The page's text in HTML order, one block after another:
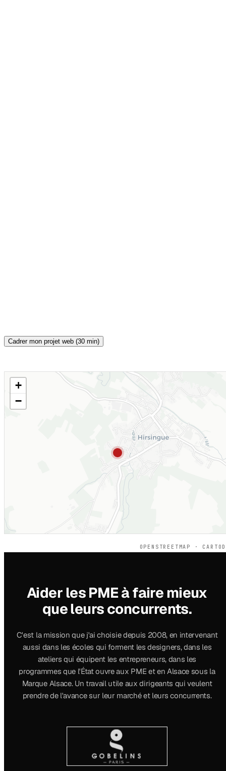
Cadrer mon projet web (30 min)
CARTE INTERACTIVE
+
−
OPENSTREETMAP ·
Aider les PME à faire mieux
que leurs concurrents.
C'est la mission que j'ai choisie depuis 2008, en intervenant
aussi dans les écoles qui forment les designers, dans les
ateliers qui équipent les entrepreneurs, dans les
programmes que l'État ouvre aux PME et en Alsace sous la
Marque Alsace. Un travail utile aux dirigeants qui veulent
prendre de l'avance sur leur marché et leurs concurrents.